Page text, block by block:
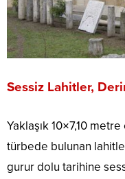
Sessiz Lahitler,
Yaklaşık 10×7,10
türbede bulunan
gurur dolu tarihine